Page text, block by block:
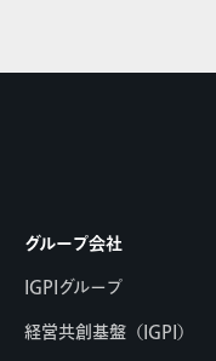
グループ会社
IGPIグループ
経営共創基盤（IGPI）